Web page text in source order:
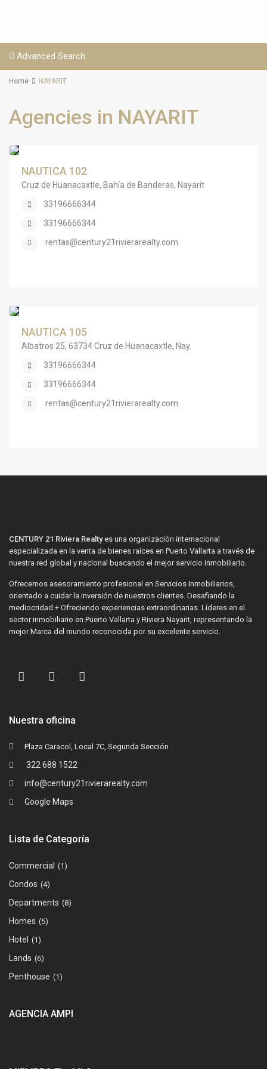
Advanced Search
Home NAYARIT
Agencies in NAYARIT
NAUTICA 102
Cruz de Huanacaxtle, Bahía de Banderas, Nayarit
33196666344
33196666344
rentas@century21rivierarealty.com
NAUTICA 105
Albatros 25, 63734 Cruz de Huanacaxtle, Nay.
33196666344
33196666344
rentas@century21rivierarealty.com
CENTURY 21 Riviera Realtyes una organización internacional
especializada en la venta de bienes raíces en Puerto Vallarta a través de
nuestra red global y nacional buscando el mejor servicio inmobiliario.
Ofrecemos asesoramiento profesional en Servicios Inmobiliarios,
orientado a cuidar la inversión de nuestros clientes. Desafiando la
mediocridad + Ofreciendo experiencias extraordinarias. Líderes en el
sector inmobiliario en Puerto Vallarta y Riviera Nayarit, representando la
mejor Marca del mundo reconocida por su excelente servicio.
Nuestra oficina
Plaza Caracol, Local 7C, Segunda Sección
322 688 1522
info@century21rivierarealty.com
Google Maps
Lista de Categoría
Commercial (1)
Condos (4)
Departments (8)
Homes (5)
Hotel (1)
Lands (6)
Penthouse (1)
AGENCIA AMPI